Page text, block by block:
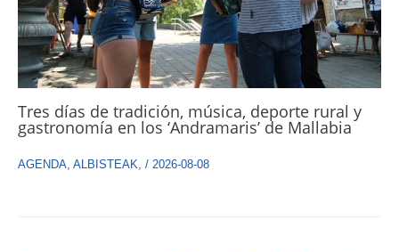
Tres días de tradición, música, deporte rural y
gastronomía en los ‘Andramaris’ de Mallabia
AGENDA, ALBISTEAK, / 2026-08-08